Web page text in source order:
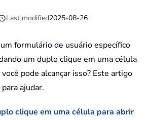
Last modified2025-08-26
formulário de usuário específico
um duplo clique em uma célula
pode alcançar isso? Este artigo
ajudar.
clique em uma célula para abrir